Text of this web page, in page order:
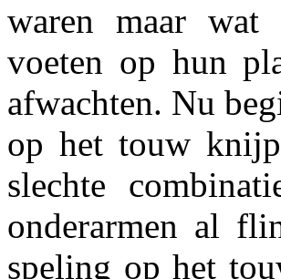
waren maar wat
voeten op hun
afwachten. Nu
op het touw
slechte
onderarmen al
speling op het